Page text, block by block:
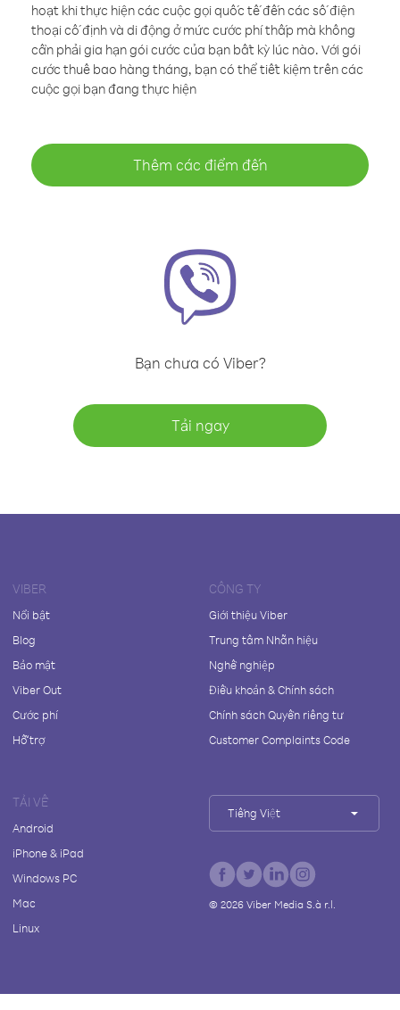
hoạt khi thực hiện các cuộc gọi quốc tế đến các số điện
thoại cố định và di động ở mức cước phí thấp mà không
cần phải gia hạn gói cước của bạn bất kỳ lúc nào. Với gói
cước thuê bao hàng tháng, bạn có thể tiết kiệm trên các
cuộc gọi bạn đang thực hiện
Thêm các điểm đến
Bạn chưa có Viber?
Tải ngay
VIBER
Nổi bật
Blog
Bảo mật
Viber Out
Cước phí
Hỗ trợ
CÔNG TY
Giới thiệu Viber
Trung tâm Nhãn hiệu
Nghề nghiệp
Điều khoản & Chính sách
Chính sách Quyền riêng tư
Customer Complaints Code
TẢI VỀ
Android
iPhone & iPad
Windows PC
Mac
Linux
Tiếng Việt
© 2026Viber Media S.à r.l.